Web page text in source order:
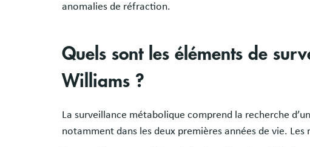
anomalies de réfraction.
Quels sont les éléments de
Williams ?
La surveillance métabolique comprend la recherche
notamment dans les deux premières années de vie. Les